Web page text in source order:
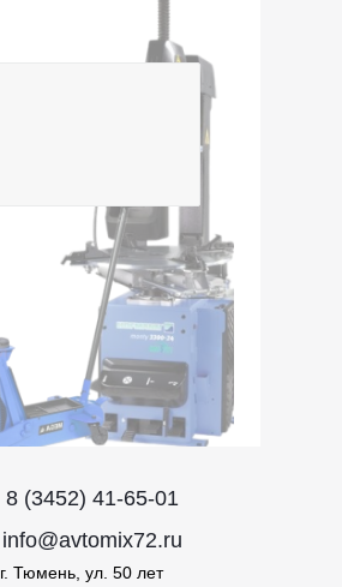
8 (3452) 41-65-01
info@avtomix72.ru
г. Тюмень, ул. 50 лет